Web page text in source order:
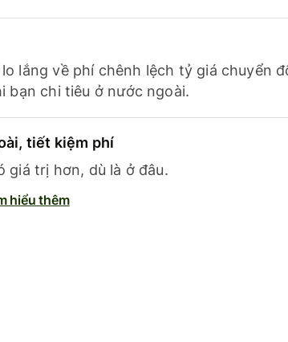
lắng về phí chênh lệch tỷ giá chuyển
bạn chi tiêu ở nước ngoài.
tiết kiệm phí
giá trị hơn, dù là ở đâu.
hiểu thêm